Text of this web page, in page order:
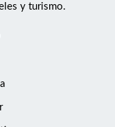
y turismo.